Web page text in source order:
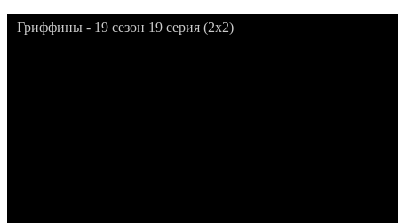
Гриффины - 19 сезон 19 серия (2x2)